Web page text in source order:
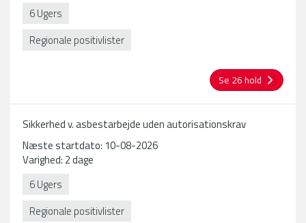
6 Ugers
Regionale positivlister
Se 26 hold
Sikkerhed v. asbestarbejde uden autorisationskrav
6 Ugers
Regionale positivlister
Næste startdato: 10-08-2026
Varighed: 2 dage